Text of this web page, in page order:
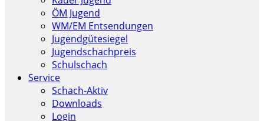
ÖM Jugend
WM/EM Entsendungen
Jugendgütesiegel
Jugendschachpreis
Schulschach
Service
Schach-Aktiv
Downloads
Login